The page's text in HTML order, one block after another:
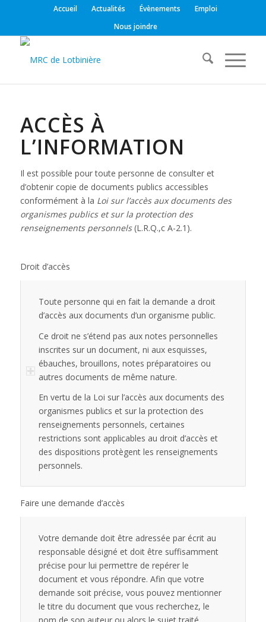
Accueil Actualités Évènements
Emploi
Nous joindre
ACCÈS À
L’INFORMATION
Il est possible pour toute personne de consulter et
d’obtenir copie de documents publics accessibles
conformément à la Loi sur l’accès aux documents des
organismes publics et sur la protection des
renseignements personnels(L.R.Q.,c A-2.1).
Droit d’accès
Toute personne qui en fait la demande a droit
d’accès aux documents d’un organisme public.
Ce droit ne s’étend pas aux notes personnelles
inscrites sur un document, ni aux esquisses,
ébauches, brouillons, notes préparatoires ou
autres documents de même nature.
En vertu de la Loi sur l’accès aux documents des
organismes publics et sur la protection des
renseignements personnels, certaines
restrictions sont applicables au droit d’accès et
des dispositions protègent les renseignements
personnels.
Faire une demande d’accès
Votre demande doit être adressée par écrit au
responsable désigné et doit être suffisamment
précise pour lui permettre de repérer le
document et vous répondre. Afin que votre
demande soit précise, vous pouvez mentionner
le titre du document que vous recherchez, le